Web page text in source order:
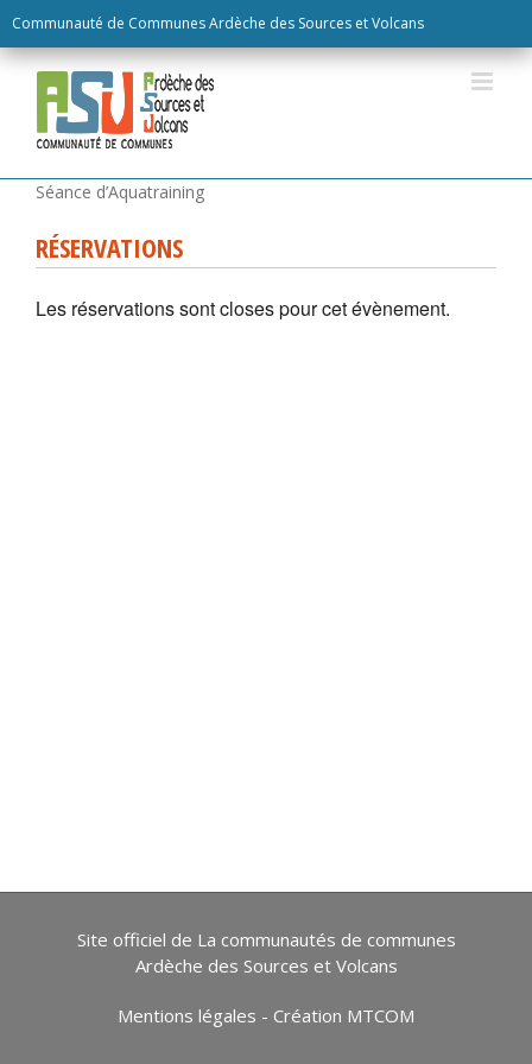
Communauté de Communes Ardèche des Sources et Volcans
RÉSERVATIONS
Les réservations sont closes pour cet évènement.
to
content
Séance d’Aquatraining
RÉSERVATIONS
Les réservations sont closes pour cet évènement.
Site officiel de La communautés de communes
Ardèche des Sources et Volcans
Mentions légales - Création MTCOM